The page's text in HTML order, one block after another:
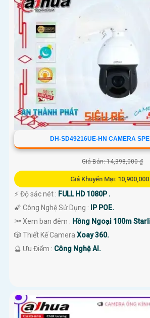
DH-SD49216UE-HN CAMERA
Giá Bán: 14,398,000 ₫
Giá Khuyến Mại:
️⚡ Độ sắc nét : FULL HD 1080P .
🌠 Công Nghệ Sử Dụng :
IP POE.
🔦 Xem ban đêm : Hồng Ngoại 100m
🎲 Thiết Kế Camera Xoay 360.
️🔮 Ưu Điểm : Công Nghệ AI.